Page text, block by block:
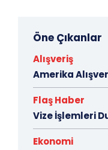
Öne Çıkanlar
Alışveriş
Amerika
Flaş Haber
Vize İşlemleri
Ekonomi